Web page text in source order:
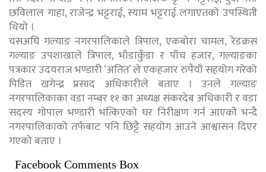
छविलाल गाहा, राजेन्द्र भट्टराई, स्याम भट्टराई लगाएतको उपस्थिती
थियो ।
यसअघि गल्याङ नगरपालिकाले त्रिपाल, एकबोरा चामल, रेडक्रस
गल्याङ उपशाखाले त्रिपाल, भाँडाकुँडा र पाँच हजार, गल्याङका
पत्रकार उदयराज भण्डारी ‘अतित’ ले एकहजार रुपैयाँ सहयोग गरेको
पिडित खगेन्द्र प्रसाद अधिकारीले बताए । उनले गल्याङ
नगरपालिकाका वडा नम्बर ११ का अध्यक्ष संकरदेब अधिकारी र वडा
सदस्य गोपाल भण्डारी भत्किएको घर निरीक्षण गर्न आएकोे भन्दै
नगरपालिकाको तर्फबाट पनि छिट्टै सहयोग आउने आश्वासन दिएर
गएको बताए ।
Facebook Comments Box